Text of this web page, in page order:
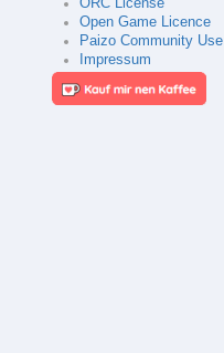
Open Game Licence
Paizo Community Use
Impressum